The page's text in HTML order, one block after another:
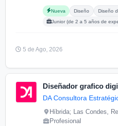
Nueva
Carreras buscadas:
Diseño Diseño
Posgrados buscados:
Junior (de 2 a 5 años de
5 de Ago, 2026
Diseñador grafico
DA Consultora
Híbrida; Las Condes,
Profesional